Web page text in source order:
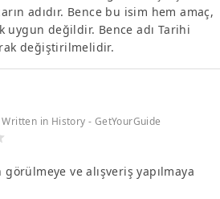
adıdır. Bence bu isim hem amaç,
uygun değildir. Bence adı Tarihi
değiştirilmelidir.
in History - GetYourGuide
ve alışveriş yapılmaya